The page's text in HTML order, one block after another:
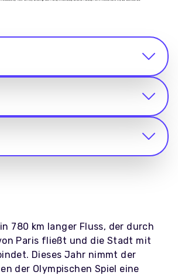
780 km langer Fluss, der durch
Paris fließt und die Stadt mit
Dieses Jahr nimmt der
der Olympischen Spiel eine